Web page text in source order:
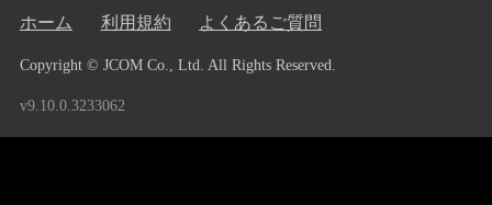
ホーム 利用規約 よくあるご質問
Copyright © JCOM Co., Ltd. All Rights Reserved.
v9.10.0.3233062